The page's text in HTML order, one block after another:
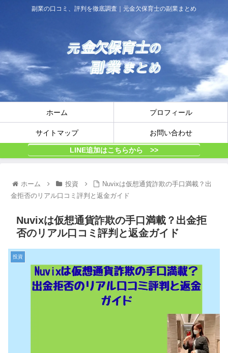
副業の口コミ、評判を徹底調査｜元金欠保育士の副業まとめ
ホーム プロフィール
サイトマップ お問い合わせ
LINE追加はこちらから >>
ホーム 投資
Nuvixは仮想通貨詐欺の手口満載？出
金拒否のリアル口コミ評判と返金ガイド
Nuvixは仮想通貨詐欺の手口満載？出金拒
否のリアル口コミ評判と返金ガイド
投資